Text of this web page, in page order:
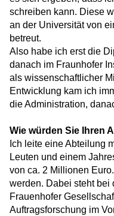
schreiben kann. Diese
an der Universität von
betreut.
Also habe ich erst die
danach im Fraunhofer
als wissenschaftlicher
Entwicklung kam ich
die Administration,
Wie würden Sie Ihren
Ich leite eine Abteilung
Leuten und einem
von ca. 2 Millionen
werden. Dabei steht bei
Frauenhofer
Auftragsforschung im